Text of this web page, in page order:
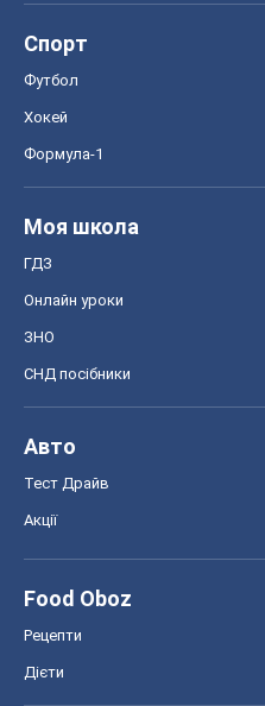
Спорт
Футбол
Хокей
Формула-1
Моя школа
ГДЗ
Онлайн уроки
ЗНО
СНД посібники
Авто
Тест Драйв
Акції
Food Oboz
Рецепти
Дієти